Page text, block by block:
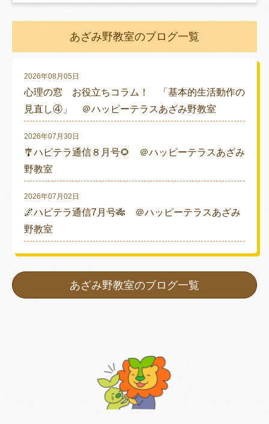
あざみ野教室のブログ一覧
2026年08月05日
心理の窓 お役立ちコラム！ 「基本的生活動作の
見直し④」 ＠ハッピーテラスあざみ野教室
2026年07月30日
🎐ハピテラ通信８月号🌻 ＠ハッピーテラスあざみ
野教室
2026年07月02日
🌌ハピテラ通信7月号🎋 ＠ハッピーテラスあざみ
野教室
あざみ野教室のブログ一覧